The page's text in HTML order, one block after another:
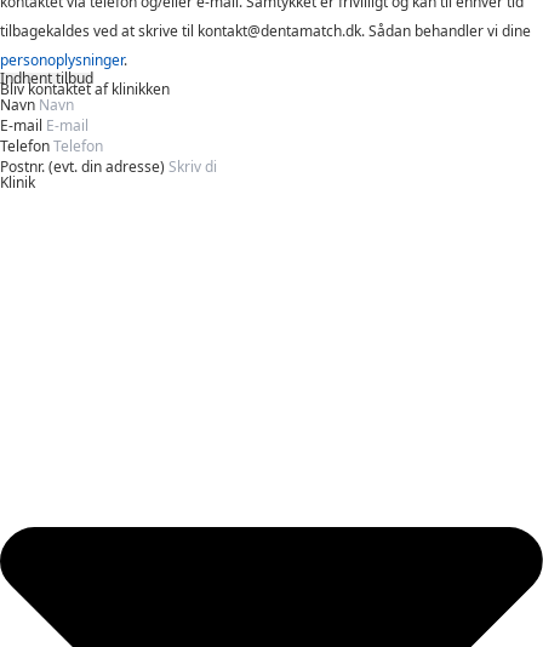
tilbagekaldes ved at skrive til kontakt@dentamatch.dk. Sådan behandler vi dine
personoplysninger.
Indhent tilbud
Bliv kontaktet af klinikken
Navn
E-mail
Telefon
Postnr. (evt. din adresse)
Klinik